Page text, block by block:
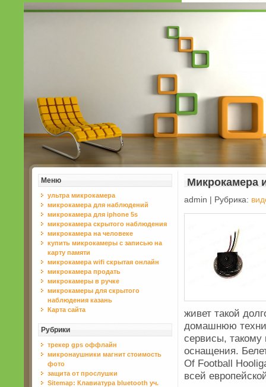
Меню
ультра микрокамера
микрокамера для наблюдений
микрокамера для iphone 5s
микрокамера скрытого наблюдения
микрокамера на человеке
купить микрокамеры с записью на
карту памяти
микрокамера wifi скрытая онлайн
микрокамера продать
микрокамеры в ручке
микрокамеры для скрытого
наблюдения казань
Карта сайта
Рубрики
трекер gps оффлайн
микронаушники магнит стоимость
фото
защита от прослушки
Sitemap: Клавиатура bluetooth уч.
Микрокамера
admin | Рубрика:
живет такой
домашнюю
сервисы, такому
оснащения.
Of Football
всей